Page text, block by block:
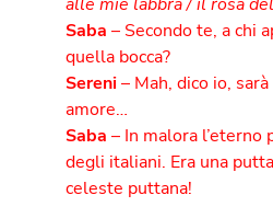
Saba – Secondo te, a chi
quella bocca?
Sereni– Mah, dico io,
amore…
Saba – In malora l’eterno
degli italiani. Era una
celeste puttana!